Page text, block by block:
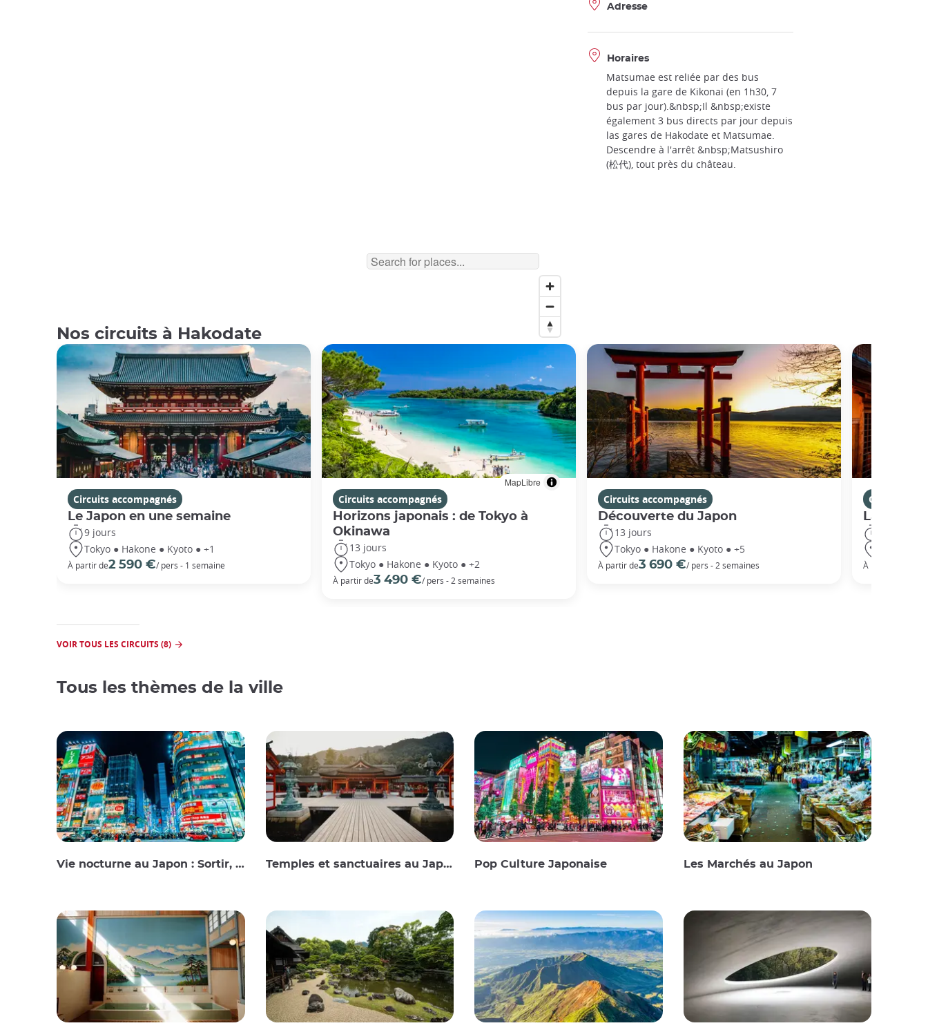
MapLibre
Adresse
Horaires
Matsumae est reliée par des bus
depuis la gare de Kikonai (en 1h30, 7
bus par jour).&nbsp;Il &nbsp;existe
également 3 bus directs par jour depuis
las gares de Hakodate et Matsumae.
Descendre à l'arrêt &nbsp;Matsushiro
(松代), tout près du château.
Nos circuits à Hakodate
Circuits accompagnés
Le Japon en une semaine
9 jours
Tokyo ● Hakone ● Kyoto ● +1
À partir de2 590 €/ pers - 1 semaine
Circuits accompagnés
Horizons japonais : de Tokyo à
Okinawa
13 jours
Tokyo ● Hakone ● Kyoto ● +2
À partir de3 490 €/ pers - 2 semaines
Circuits accompagnés
Découverte du Japon
13 jours
Tokyo ● Hakone ● Kyoto ● +5
À partir de3 690 €/ pers - 2 semaines
Circuits
La Route
À partir de
VOIR TOUS LES CIRCUITS (8)
Tous les thèmes de la ville
Vie nocturne au Japon : Sortir, voir et boire Temples et sanctuaires au Japon Pop Culture Japonaise Les Marchés au Japon